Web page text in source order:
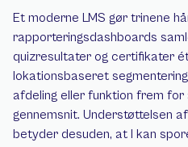
Et moderne LMS gør trinene
rapporteringsdashboards
quizresultater og certifikater
lokationsbaseret
afdeling eller funktion frem
gennemsnit. Understøttelsen
betyder desuden, at I kan